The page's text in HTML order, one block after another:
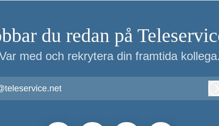
du redan på
med och rekrytera din framtida kollega.